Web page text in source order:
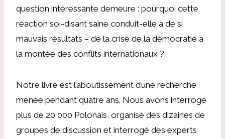
question intéressante demeure : pourquoi cette
réaction soi-disant saine conduit-elle à de si
mauvais résultats – de la crise de la démocratie à
la montée des conflits internationaux ?
Notre livre est l’aboutissement d’une recherche
menée pendant quatre ans. Nous avons interrogé
plus de 20 000 Polonais, organisé des dizaines de
groupes de discussion et interrogé des experts